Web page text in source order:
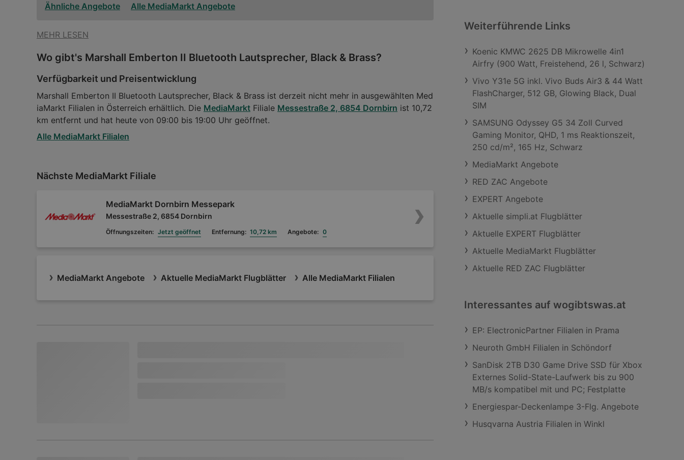
Ähnliche Angebote Alle MediaMarkt Angebote
MEHR LESEN
Wo gibt's Marshall Emberton II Bluetooth Lautsprecher, Black & Brass?
Verfügbarkeit und Preisentwicklung
Marshall Emberton II Bluetooth Lautsprecher, Black & Brass ist derzeit nicht mehr in ausgewählten Med
iaMarkt Filialen in Österreich erhältlich. Die MediaMarkt Filiale Messestraße 2, 6854 Dornbirn ist 10,72
km entfernt und hat heute von 09:00 bis 19:00 Uhr geöffnet.
Alle MediaMarkt Filialen
Nächste MediaMarkt Filiale
MediaMarkt Dornbirn Messepark
Messestraße 2, 6854 Dornbirn
Öffnungszeiten: Jetzt geöffnet Entfernung: 10,72 km Angebote: 0
MediaMarkt Angebote Aktuelle MediaMarkt Flugblätter Alle MediaMarkt Filialen
Weiterführende Links
Koenic KMWC 2625 DB Mikrowelle 4in1
Airfry (900 Watt, Freistehend, 26 l, Schwarz)
Vivo Y31e 5G inkl. Vivo Buds Air3 & 44 Watt
FlashCharger, 512 GB, Glowing Black, Dual
SIM
SAMSUNG Odyssey G5 34 Zoll Curved
Gaming Monitor, QHD, 1 ms Reaktionszeit,
250 cd/m², 165 Hz, Schwarz
MediaMarkt Angebote
RED ZAC Angebote
EXPERT Angebote
Aktuelle simpli.at Flugblätter
Aktuelle EXPERT Flugblätter
Aktuelle MediaMarkt Flugblätter
Aktuelle RED ZAC Flugblätter
Interessantes auf wogibtswas.at
EP: ElectronicPartner Filialen in Prama
Neuroth GmbH Filialen in Schöndorf
SanDisk 2TB D30 Game Drive SSD für Xbox
Externes Solid-State-Laufwerk bis zu 900
MB/s kompatibel mit und PC; Festplatte
Energiespar-Deckenlampe 3-Flg. Angebote
Husqvarna Austria Filialen in Winkl